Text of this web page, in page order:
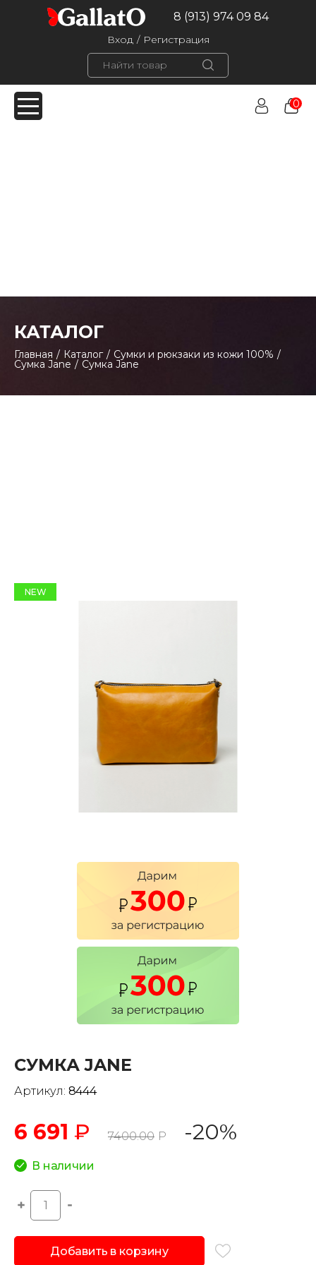
8 (913) 974 09 84
Вход / Регистрация
0
КАТАЛОГ
Главная / Каталог / Сумки и рюкзаки из кожи 100% /
Сумка Jane / Сумка Jane
NEW
СУМКА JANE
Артикул: 8444
6 691 ₽ 7400.00 Р -20%
В наличии
Добавить в корзину